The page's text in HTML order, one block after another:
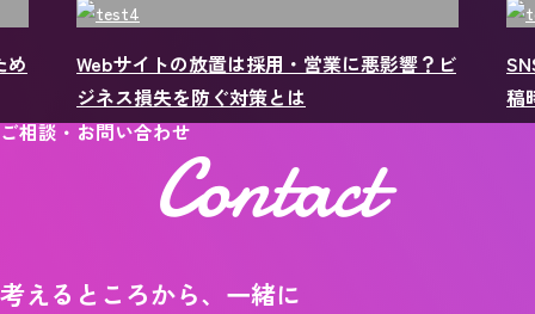
ビ
SNS投稿の最適な時間帯は？成果を高める投
稿時間の分析方法を解説
ご相談・お問い合わせContact
考えるところから、一緒に